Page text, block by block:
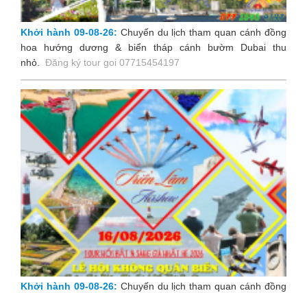
Khởi hành 09-08-26: Chuyến du lịch tham quan cánh đồng
hoa hướng dương & biển tháp cánh bườm Dubai thu
nhỏ
Đăng ký tour goi 07715454197
Khởi hành 09-08-26: Chuyến du lịch tham quan cánh đồng